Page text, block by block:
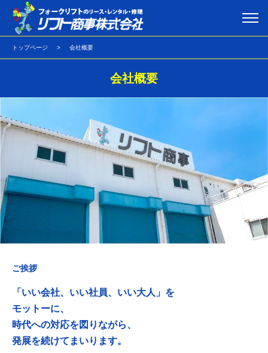
トップページ 会社概要
会社概要
ご挨拶
「いい会社、いい社員、いい大人」を
モットーに、
時代への対応を図りながら、
発展を続けてまいります。